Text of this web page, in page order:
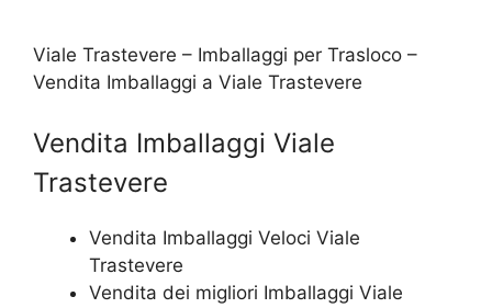
Viale Trastevere – Imballaggi per Trasloco –
Vendita Imballaggi a Viale Trastevere
Vendita Imballaggi Viale
Trastevere
Vendita Imballaggi Veloci Viale
Trastevere
Vendita dei migliori Imballaggi Viale